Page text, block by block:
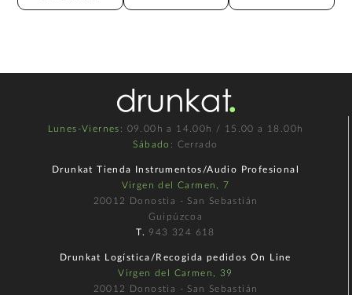
Lunes-Viernes : 09.00h a 14.00h / 15.00 a 18.00h
Sábado : Cerrado
Drunkat Tienda Instrumentos/Audio Profesional
Virgen del Carmen, 7
20012 Donostia - San Sebastián
Guipúzcoa
T. 943 324 618
Drunkat Logística/Recogida pedidos On Line
Virgen del Carmen, 39
20012 Donostia - San Sebastián